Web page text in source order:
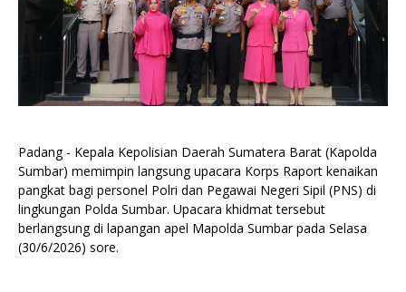
Padang - Kepala Kepolisian Daerah Sumatera Barat (Kapolda
Sumbar) memimpin langsung upacara Korps Raport kenaikan
pangkat bagi personel Polri dan Pegawai Negeri Sipil (PNS) di
lingkungan Polda Sumbar. Upacara khidmat tersebut
berlangsung di lapangan apel Mapolda Sumbar pada Selasa
(30/6/2026) sore.